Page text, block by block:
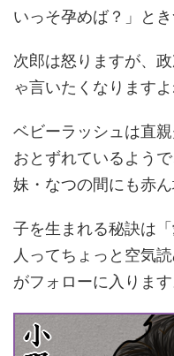
いっそ孕めば？」と
次郎は怒りますが、
ゃ言いたくなりますよ
ベビーラッシュは直
おとずれているよう
妹・なつの間にも赤
子を生まれる秘訣は
人ってちょっと空気
がフォローに入ります